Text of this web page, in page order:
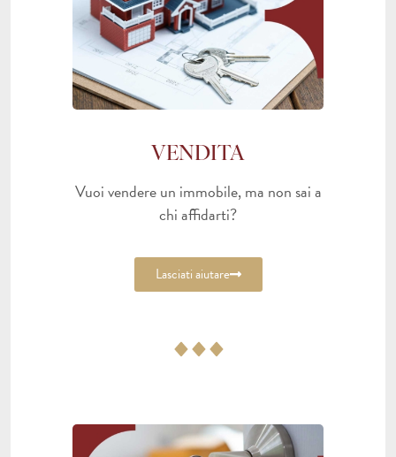
VENDITA
Vuoi vendere un immobile, ma non sai a
chi affidarti?
Lasciati aiutare